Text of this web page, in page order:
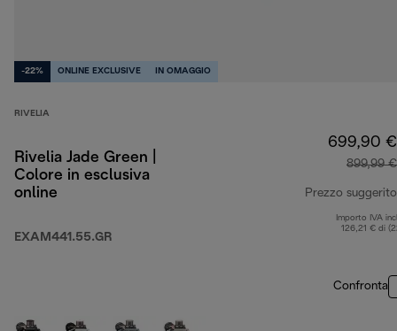
-22% ONLINE EXCLUSIVE IN OMAGGIO
RIVELIA
Rivelia Jade Green |
Colore in esclusiva
online
EXAM441.55.GR
699,90 €
899,99 €
Prezzo suggerito
Importo IVA
126,21 € di
Confronta